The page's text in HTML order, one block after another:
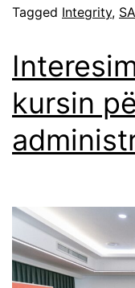
Tagged Integrity,
kursin